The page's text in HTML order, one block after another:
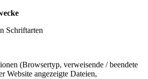
Schriftarten
(Browsertyp, verweisende / beendete
Website angezeigte Dateien,